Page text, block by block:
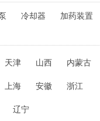
冷却器
加药装置
天津 山西
内蒙古
上海 安徽
浙江
辽宁